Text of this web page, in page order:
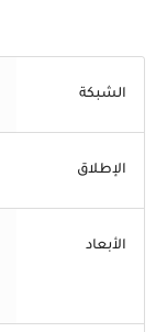
الشبكة
الإطلاق
الأبعاد